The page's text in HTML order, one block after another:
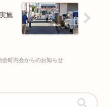
施
会町内会からのお知らせ